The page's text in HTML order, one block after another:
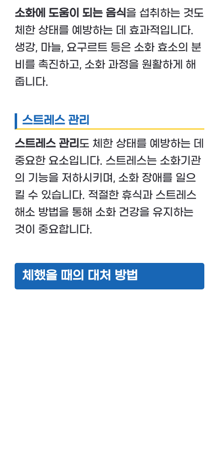
소화에 도움이 되는 음식을 섭취하는 것도
체한 상태를 예방하는 데 효과적입니다.
생강, 마늘, 요구르트 등은 소화 효소의 분
비를 촉진하고, 소화 과정을 원활하게 해
줍니다.
스트레스 관리
스트레스 관리 도 체한 상태를 예방하는 데
중요한 요소입니다. 스트레스는 소화기관
의 기능을 저하시키며, 소화 장애를 일으
킬 수 있습니다. 적절한 휴식과 스트레스
해소 방법을 통해 소화 건강을 유지하는
것이 중요합니다.
체했을 때의 대처 방법